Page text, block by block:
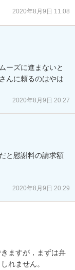
2020年8月9日 11:08
ーズに進まないと
んに頼るのはやは
2020年8月9日 20:27
と慰謝料の請求額
2020年8月9日 20:29
ますが，まずは弁
れません。